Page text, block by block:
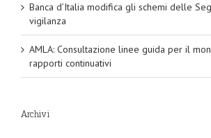
Banca d’Italia modifica gli schemi delle
vigilanza
AMLA: Consultazione linee guida per il
rapporti continuativi
Archivi